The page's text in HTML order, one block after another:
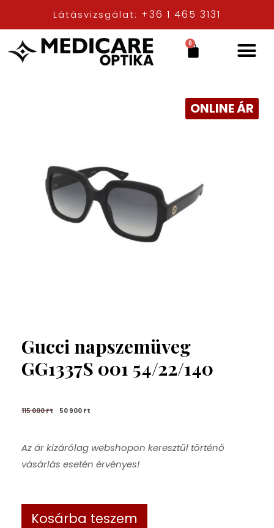
Látásvizsgálat: +36 1 465 3131
0
ONLINE ÁR
Gucci napszemüveg
GG1337S 001 54/22/140
115 000 Ft 50 900 Ft
Az ár kizárólag webshopon keresztül történő
vásárlás esetén érvényes!
Kosárba teszem